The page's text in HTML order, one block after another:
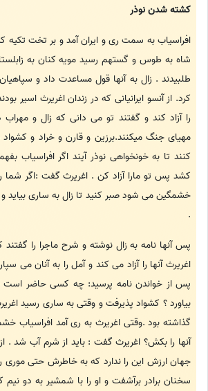
کشته شدن نوذر
افراسیاب به سمت ری و ایران آمد و بر تخت تکیه
شاه به طوس و گستهم رسید مویه کنان به
طلبیدند . زال به آنها قول مساعدت داد و
کرد. از آنسو ایرانیانی که در زندان اغریرث اسیر
را آزاد کند و گفتند تو می دانی که زال و مهراب
مهیای جنگ میکنند.برزین و قارن و خراد و
کنند تا به خونخواهی نوذر آیند اگر افراسیاب
کشد پس تو مارا آزاد کن . اغریرث گفت :اگر شما را
خشمگین می شود صبر کنید تا زال به ساری بیاید
.
پس آنها نامه به زال نوشته و شرح ماجرا را گفتند
اغریرث آنها را آزاد می کند و آمل را به آنان می
پس از خواندن نامه پرسید: چه کسی حاضر است
بیاورد ؟ کشواد پذیرفت و وقتی به ساری رسید
گذاشته بود .وقتی اغریرث به ری آمد افراسیاب
آنها را بکش؟ اغریرث گفت : باید از شرم آب شد .
جهان ارزش این را ندارد که به خاطرش حتی موری
سخنان برادر برآشفت و او را با شمشیر به دو